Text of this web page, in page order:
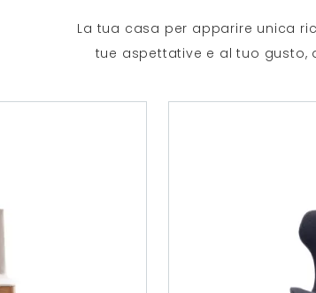
La tua casa per apparire unica
tue aspettative e al tuo